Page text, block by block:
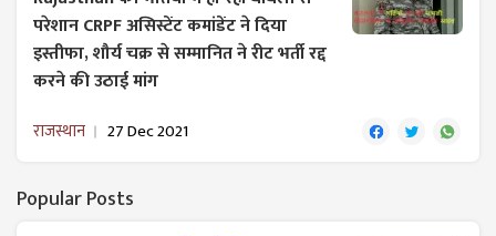
परेशान CRPF असिस्टेंट कमांडेंट ने दिया
इस्तीफा, शौर्य चक्र से सम्मानित ने रीट भर्ती रद्द
करने की उठाई मांग
राजस्थान 27 Dec 2021
Popular Posts